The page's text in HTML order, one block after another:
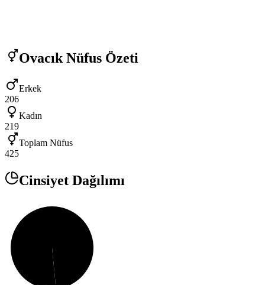
Ovacık Nüfus Özeti
Erkek
206
Kadın
219
Toplam Nüfus
425
Cinsiyet Dağılımı